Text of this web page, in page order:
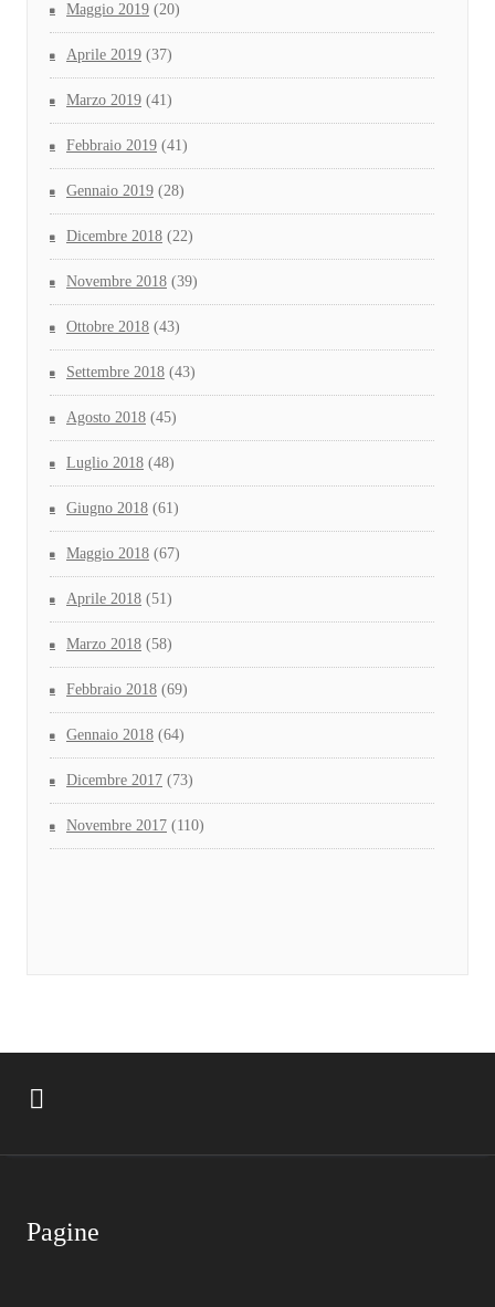
Maggio 2019 (20)
Aprile 2019 (37)
Marzo 2019 (41)
Febbraio 2019 (41)
Gennaio 2019 (28)
Dicembre 2018 (22)
Novembre 2018 (39)
Ottobre 2018 (43)
Settembre 2018 (43)
Agosto 2018 (45)
Luglio 2018 (48)
Giugno 2018 (61)
Maggio 2018 (67)
Aprile 2018 (51)
Marzo 2018 (58)
Febbraio 2018 (69)
Gennaio 2018 (64)
Dicembre 2017 (73)
Novembre 2017 (110)
Pagine